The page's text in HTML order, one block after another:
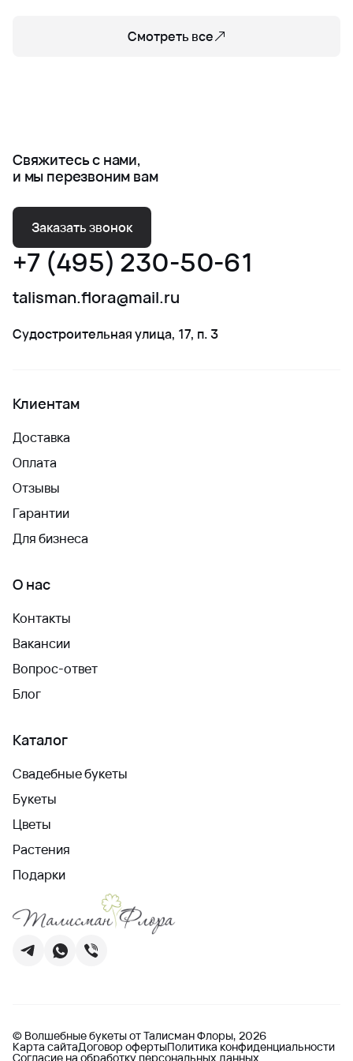
Смотреть все
Свяжитесь с нами,
и мы перезвоним вам
Заказать звонок
+7 (495) 230-50-61
talisman.flora@mail.ru
Судостроительная улица, 17, п. 3
Клиентам
Доставка
Оплата
Отзывы
Гарантии
Для бизнеса
О нас
Контакты
Вакансии
Вопрос-ответ
Блог
Каталог
Свадебные букеты
Букеты
Цветы
Растения
Подарки
© Волшебные букеты от Талисман Флоры, 2026
Карта сайтаДоговор офертыПолитика конфиденциальности
Согласие на обработку персональных данных